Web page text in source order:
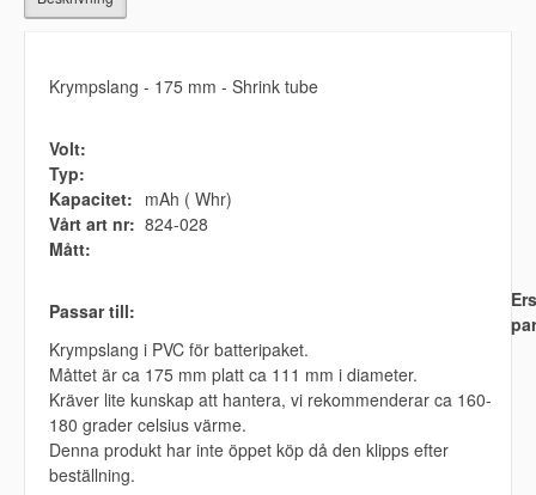
Krympslang - 175 mm - Shrink tube
Volt:
Typ:
Kapacitet: mAh ( Whr)
Vårt art nr: 824-028
Mått:
Passar till:
Krympslang i PVC för batteripaket.
Måttet är ca 175 mm platt ca 111 mm i diameter.
Kräver lite kunskap att hantera, vi rekommenderar ca 160-
180 grader celsius värme.
Denna produkt har inte öppet köp då den klipps efter
beställning.